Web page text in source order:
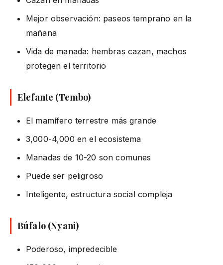
Mejor observación: paseos temprano en la
mañana
Vida de manada: hembras cazan, machos
protegen el territorio
Elefante (Tembo)
El mamífero terrestre más grande
3,000-4,000 en el ecosistema
Manadas de 10-20 son comunes
Puede ser peligroso
Inteligente, estructura social compleja
Búfalo (Nyani)
Poderoso, impredecible